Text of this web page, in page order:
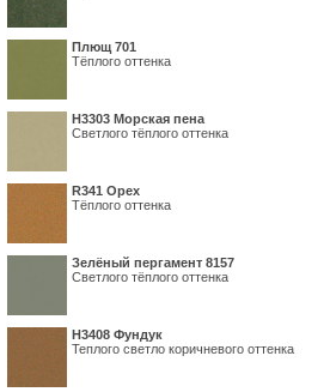
Плющ 701
Тёплого оттенка
H3303 Морская пена
Светлого тёплого оттенка
R341 Орех
Тёплого оттенка
Зелёный пергамент 8157
Светлого тёплого оттенка
Н3408 Фундук
Теплого светло коричневого оттенка